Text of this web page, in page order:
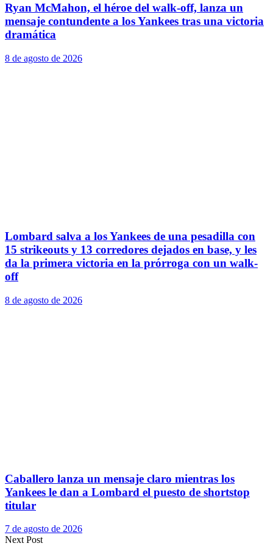
Ryan McMahon, el héroe del walk-off, lanza un
mensaje contundente a los Yankees tras una victoria
dramática
8 de agosto de 2026
Lombard salva a los Yankees de una pesadilla con
15 strikeouts y 13 corredores dejados en base, y les
da la primera victoria en la prórroga con un walk-
off
8 de agosto de 2026
Caballero lanza un mensaje claro mientras los
Yankees le dan a Lombard el puesto de shortstop
titular
7 de agosto de 2026
Next Post